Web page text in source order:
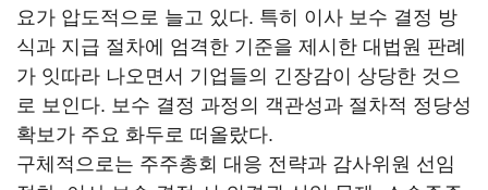
요가 압도적으로 늘고 있다. 특히 이사 보수 결정 방
식과 지급 절차에 엄격한 기준을 제시한 대법원 판례
가 잇따라 나오면서 기업들의 긴장감이 상당한 것으
로 보인다. 보수 결정 과정의 객관성과 절차적 정당성
확보가 주요 화두로 떠올랐다.
구체적으로는 주주총회 대응 전략과 감사위원 선임